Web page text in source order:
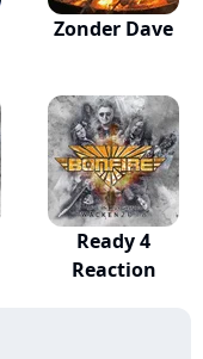
Zonder Dave
Ready 4
Reaction